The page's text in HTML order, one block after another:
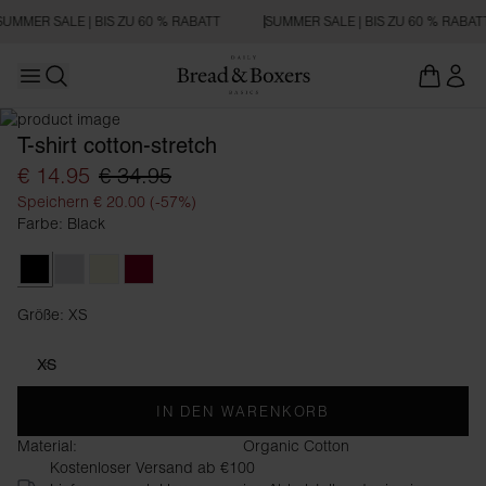
SALE | BIS ZU 60 % RABATT SUMMER SALE | BIS ZU 60 %
Open main menu
SLIM FIT
T-shirt cotton-stretch
€ 14.95 € 34.95
Speichern € 20.00 (-57%)
Farbe: Black
Größe: XS
XS
IN DEN WARENKORB
Material:
Organic Cotton
Kostenloser Versand ab €100